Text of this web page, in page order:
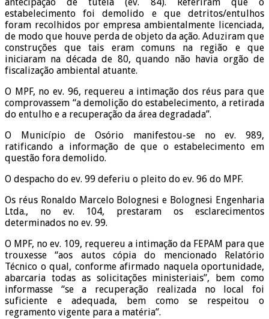
estabelecimento foi demolido e que detritos/entulhos
foram recolhidos por empresa ambientalmente licenciada,
de modo que houve perda de objeto da ação. Aduziram que
construções que tais eram comuns na região e que
iniciaram na década de 80, quando não havia orgão de
fiscalização ambiental atuante.
O MPF, no ev. 96, requereu a intimação dos réus para que
comprovassem “a demolição do estabelecimento, a retirada
do entulho e a recuperação da área degradada”.
O Município de Osório manifestou-se no ev. 989,
ratificando a informação de que o estabelecimento em
questão fora demolido.
O despacho do ev. 99 deferiu o pleito do ev. 96 do MPF.
Os réus Ronaldo Marcelo Bolognesi e Bolognesi Engenharia
Ltda., no ev. 104, prestaram os esclarecimentos
determinados no ev. 99.
O MPF, no ev. 109, requereu a intimação da FEPAM para que
trouxesse “aos autos cópia do mencionado Relatório
Técnico o qual, conforme afirmado naquela oportunidade,
abarcaria todas as solicitações ministeriais”, bem como
informasse “se a recuperação realizada no local foi
suficiente e adequada, bem como se respeitou o
regramento vigente para a matéria”.